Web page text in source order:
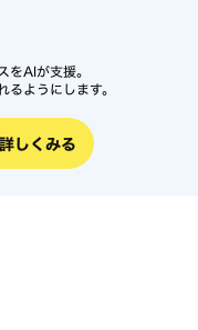
AIが支援。
ようにします。
しくみる